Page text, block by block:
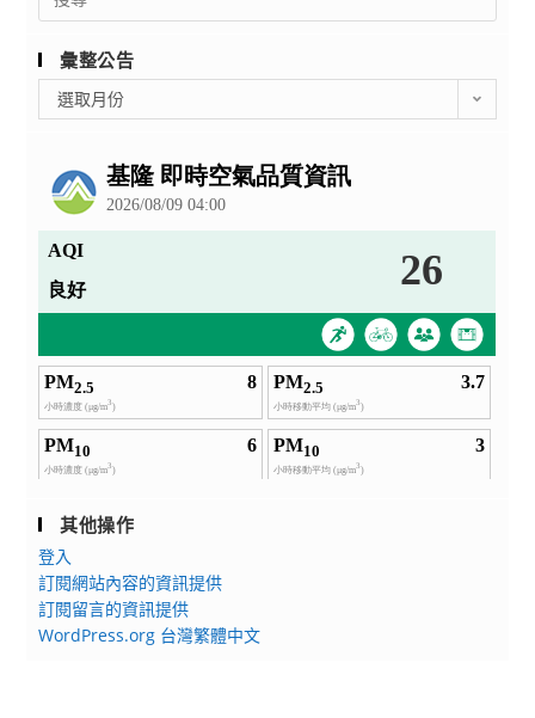
for:
彙整公告
整
選取月份
其他操作
登入
訂閱網站內容的資訊提供
訂閱留言的資訊提供
WordPress.org 台灣繁體中文